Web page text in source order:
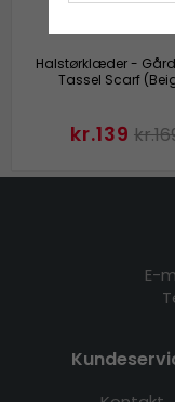
Halstørklæder -
Tassel Scarf
kr.139
E-